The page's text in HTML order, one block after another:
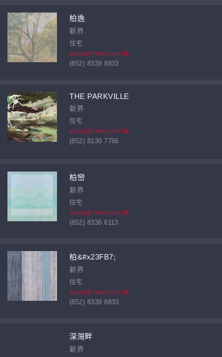
柏逸
新界
住宅
sales@nwd.com.hk
(852) 8339 8833
THE PARKVILLE
新界
住宅
sales@nwd.com.hk
(852) 8130 7766
柏巒
新界
住宅
sales@nwd.com.hk
(852) 8336 6113
柏&#x23FB7;
新界
住宅
sales@nwd.com.hk
(852) 8339 8833
深灣畔
新界